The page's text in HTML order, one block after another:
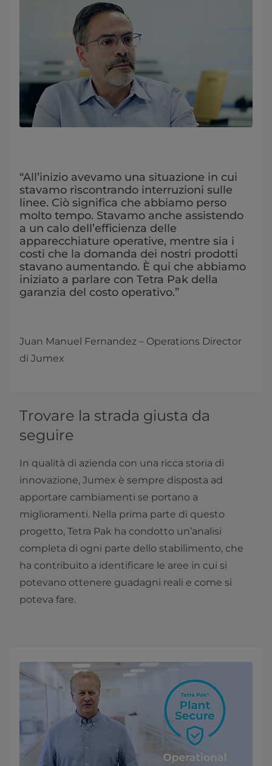
“All’inizio avevamo una situazione in cui
stavamo riscontrando interruzioni sulle
linee. Ciò significa che abbiamo perso
molto tempo. Stavamo anche assistendo
a un calo dell’efficienza delle
apparecchiature operative, mentre sia i
costi che la domanda dei nostri prodotti
stavano aumentando. È qui che abbiamo
iniziato a parlare con Tetra Pak della
garanzia del costo operativo.”
Juan Manuel Fernandez ­­– Operations Director
di Jumex
Trovare la strada giusta da
seguire
In qualità di azienda con una ricca storia di
innovazione, Jumex è sempre disposta ad
apportare cambiamenti se portano a
miglioramenti. Nella prima parte di questo
progetto, Tetra Pak ha condotto un’analisi
completa di ogni parte dello stabilimento, che
ha contribuito a identificare le aree in cui si
potevano ottenere guadagni reali e come si
poteva fare.